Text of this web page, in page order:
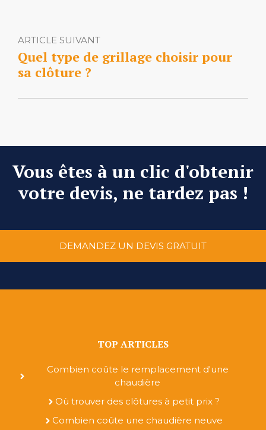
ARTICLE SUIVANT
Quel type de grillage choisir pour
sa clôture ?
Vous êtes à un clic d'obtenir
votre devis, ne tardez pas !
DEMANDEZ UN DEVIS GRATUIT
TOP ARTICLES
Combien coûte le remplacement d'une
chaudière
Où trouver des clôtures à petit prix ?
Combien coûte une chaudière neuve